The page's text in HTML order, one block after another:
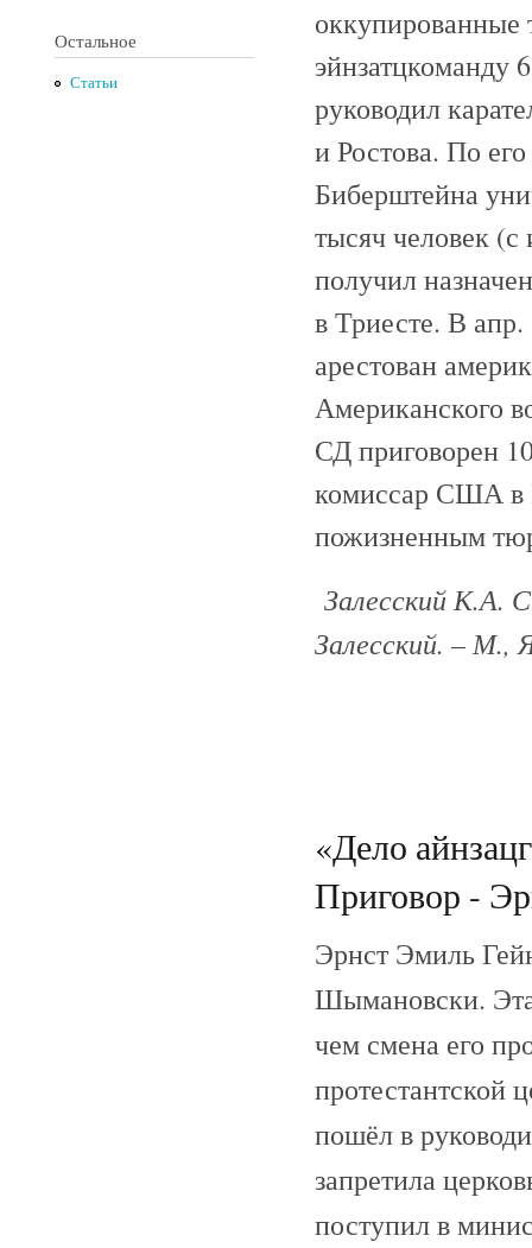
Остальное
Статьи
оккупированные
эйнзатцкоманду
руководил
и Ростова. По
Биберштейна
тысяч человек
получил
в Триесте. В
арестован
Американского
СД приговорен
комиссар США в
пожизненным
Залесский К.А.
Залесский. – М.,
«Дело
Приговор -
Эрнст Эмиль
Шымановски.
чем смена его
протестантской
пошёл в
запретила
поступил в